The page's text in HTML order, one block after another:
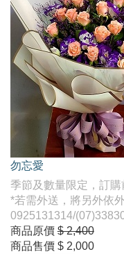
勿忘愛
季節及數量限定，訂購
*若需外送，將另外依
0925131314/
商品原價 $ 2,400
商品售價 $ 2,000